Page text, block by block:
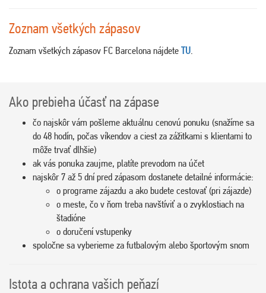
Zoznam všetkých zápasov
Zoznam všetkých zápasov FC Barcelona nájdete TU.
Ako prebieha účasť na zápase
čo najskôr vám pošleme aktuálnu cenovú ponuku (snažíme sa
do 48 hodín, počas víkendov a ciest za zážitkami s klientami to
môže trvať dlhšie)
ak vás ponuka zaujme, platíte prevodom na účet
najskôr 7 až 5 dní pred zápasom dostanete detailné informácie:
o programe zájazdu a ako budete cestovať (pri zájazde)
o meste, čo v ňom treba navštíviť a o zvyklostiach na
štadióne
o doručení vstupenky
spoločne sa vyberieme za futbalovým alebo športovým snom
Istota a ochrana vašich peňazí